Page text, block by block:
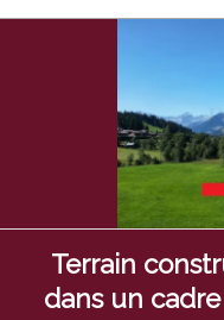
Terrain
dans un